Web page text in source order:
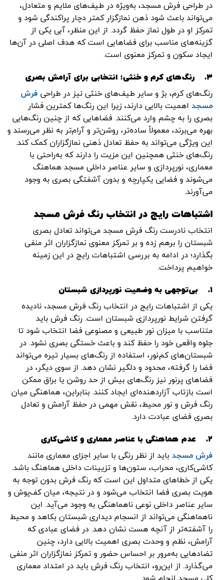
در طراحی فرش مسجد، به‌ویژه در طیف‌های ملایم و متعادل،
می‌تواند باعث شود ذهن نمازگزار کمتر دچار پراکندگی شود و
تمرکز او در طول نماز حفظ گردد. از این منظر، آبی یکی از
گزینه‌های مناسب برای فضاهایی است که هدف اصلی در آن‌ها
ایجاد سکون و تمرکز معنوی است.
۳.
رنگ‌های کرم و خنثی؛ انتخابی برای آرامش بصری
رنگ‌های کرم، بژ و سایر طیف‌های خنثی نیز در طراحی فرش
مسجد اهمیت بالایی دارند، زیرا این رنگ‌ها کمترین فشار
بصری را به چشم وارد می‌کنند. فضاهایی که از چنین رنگ‌هایی
بهره می‌برند، معمولاً ساده‌تر، روشن‌تر و آرام‌تر به نظر می‌رسند و
این ویژگی می‌تواند به حفظ تعادل ذهنی نمازگزاران کمک کند.
رنگ‌های خنثی همچنین این مزیت را دارند که به‌راحتی با
معماری، نورپردازی و سایر عناصر داخلی مسجد هماهنگ
می‌شوند و فضایی یکپارچه و بدون آشفتگی بصری به وجود
می‌آورند.
اشتباهات رایج در انتخاب رنگ فرش مسجد
انتخاب نادرست رنگ فرش مسجد می‌تواند تعادل بصری
شبستان را برهم زده و بر تمرکز معنوی نمازگزاران اثر منفی
بگذارد؛ در ادامه به بررسی اشتباهات رایج در این زمینه
خواهیم پرداخت.
۱.
بی‌توجهی به وضعیت نورپردازی شبستان
یکی از اشتباهات رایج در انتخاب رنگ فرش مسجد، نادیده
گرفتن شرایط نورپردازی شبستان است. رنگ فرش باید
متناسب با میزان نور طبیعی و مصنوعی فضا انتخاب شود تا
جلوه واقعی خود را حفظ کند و باعث خستگی بصری نشود. در
شبستان‌های کم‌نور، استفاده از رنگ‌های بسیار تیره می‌تواند
فضا را گرفته، محدود و دلگیر نشان دهد. از سوی دیگر، در
فضاهای پرنور نیز رنگ‌های بیش از حد روشن یا براق ممکن
است بازتاب آزاردهنده‌ای ایجاد کنند. بنابراین، هماهنگی میان
رنگ فرش و نور محیط، نقش مهمی در حفظ آرامش و تعادل
بصری فضای عبادت دارد.
۲.
عدم هماهنگی با عناصر معماری و کاشی‌کاری
فرش مسجد باید از نظر رنگی با سایر اجزای معماری مانند
کاشی‌کاری، محراب، ستون‌ها و تزیینات داخلی هماهنگ باشد.
یکی از خطاهای متداول این است که رنگ فرش بدون توجه به
هویت بصری فضا انتخاب می‌شود و در نتیجه، میان کف‌پوش و
سایر عناصر داخلی نوعی ناهماهنگی به وجود می‌آید. این
ناهماهنگی می‌تواند از انسجام دیداری شبستان بکاهد و محیط
را آشفته‌تر از آنچه هست نشان دهد. در فضای عبادی که
آرامش، نظم و وحدت بصری اهمیت بالایی دارد، چنین
تضادهایی به‌مرور بر احساس حضور و تمرکز نمازگزاران اثر منفی
می‌گذارد. از این‌رو، انتخاب رنگ فرش باید در امتداد معماری